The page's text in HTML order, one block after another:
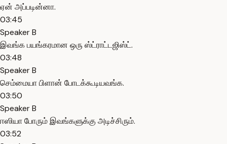
ஏன் அப்படின்னா.
03:45
Speaker B
இவங்க பயங்கரமான ஒரு ஸ்ட்ராட்டஜிஸ்ட்.
03:48
Speaker B
செம்மையா பிளான் போடக்கூடியவங்க.
03:50
Speaker B
ஈஸியா போரும் இவங்களுக்கு அடிச்சிரும்.
03:52